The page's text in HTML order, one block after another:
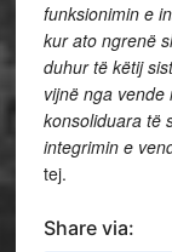
funksionimin e
kur ato ngrenë
duhur të këtij
vijnë nga
konsoliduara të
integrimin e
tej.
Share via: